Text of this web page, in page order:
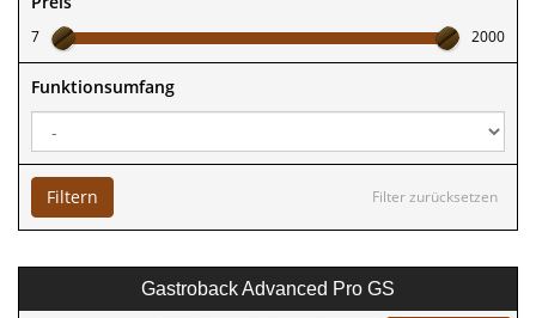
7 2000
Funktionsumfang
Filter zurücksetzen
Filtern
Gastroback Advanced Pro GS